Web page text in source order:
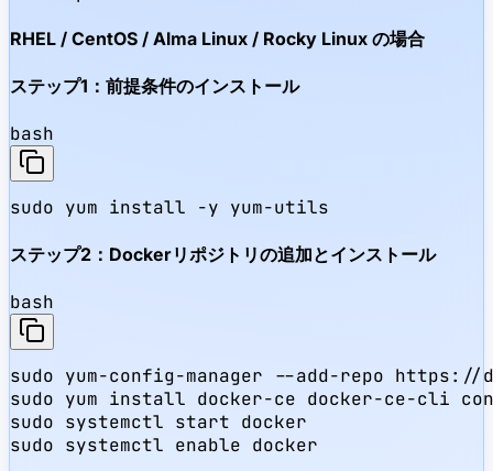
RHEL / CentOS / Alma Linux / Rocky Linux の場合
ステップ1：前提条件のインストール
bash
sudo yum install -y yum-utils
ステップ2：Dockerリポジトリの追加とインストール
bash
sudo yum-config-manager --add-repo https://
sudo yum install docker-ce docker-ce-cli
sudo systemctl start docker
sudo systemctl enable docker